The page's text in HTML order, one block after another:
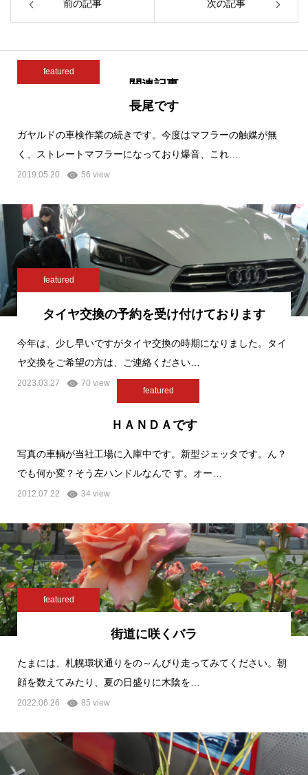
前の記事 次の記事
関連記事
featured
長尾です
ガヤルドの車検作業の続きです。今度はマフラーの触媒が無
く、ストレートマフラーになっており爆音、これ…
2019.05.20 56 view
featured
タイヤ交換の予約を受け付けております
今年は、少し早いですがタイヤ交換の時期になりました。タイ
ヤ交換をご希望の方は、ご連絡ください…
2023.03.27 70 view
featured
ＨＡＮＤＡです
写真の車輌が当社工場に入庫中です。新型ジェッタです。ん？
でも何か変？そう左ハンドルなんで す。オー…
2012.07.22 34 view
featured
街道に咲くバラ
たまには、札幌環状通りをの～んびり走ってみてください。朝
顔を数えてみたり、夏の日盛りに木陰を…
2022.06.26 85 view